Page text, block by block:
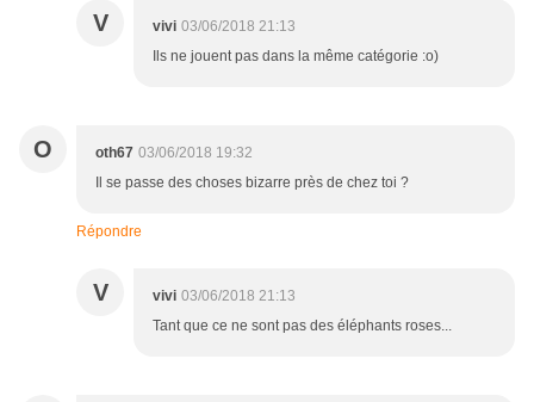
V vivi 03/06/2018 21:13
Ils ne jouent pas dans la même catégorie :o)
O oth67 03/06/2018 19:32
Il se passe des choses bizarre près de chez toi ?
Répondre
V vivi 03/06/2018 21:13
Tant que ce ne sont pas des éléphants roses...